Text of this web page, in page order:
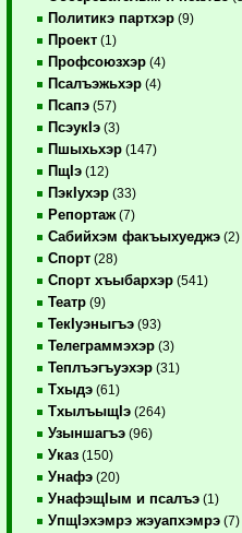
Политикэ партхэр (9)
Проект (1)
Профсоюзхэр (4)
Псалъэжьхэр (4)
Псапэ (57)
ПсэукIэ (3)
Пшыхьхэр (147)
ПщIэ (12)
ПэкIухэр (33)
Репортаж (7)
Сабийхэм факъыхуеджэ (2)
Спорт (28)
Спорт хъыбархэр (541)
Театр (9)
ТекIуэныгъэ (93)
Телеграммэхэр (3)
Теплъэгъуэхэр (31)
Тхыдэ (61)
ТхылъыщIэ (264)
Узыншагъэ (96)
Указ (150)
Унафэ (20)
УнафэщIым и псалъэ (1)
УпщIэхэмрэ жэуапхэмрэ (7)